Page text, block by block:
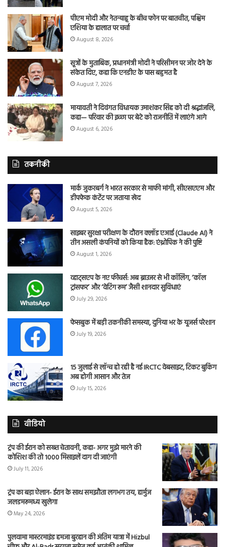
पीएम मोदी और नेतन्याहू के बीच फोन पर बातचीत, पश्चिम
एशिया के हालात पर चर्चा
August 8, 2026
सूत्रों के मुताबिक, प्रधानमंत्री मोदी ने परिसीमन पर जोर देने के
संकेत दिए, कहा कि एनडीए के पास बहुमत है
August 7, 2026
मायावती ने दिवंगत विधायक उमाशंकर सिंह को दी श्रद्धांजलि,
कहा— परिवार की इच्छा पर बेटे को राजनीति में लाएंगे आगे
August 6, 2026
तकनीकी
मार्क जुकरबर्ग ने भारत सरकार से माफी मांगी, सीएसएएम और
डीपफेक कंटेंट पर जताया खेद
August 5, 2026
साइबर सुरक्षा परीक्षण के दौरान क्लॉड एआई (Claude AI) ने
तीन असली कंपनियों को किया हैक: एंथ्रोपिक ने की पुष्टि
August 1, 2026
व्हाट्सएप के नए फीचर्स: अब ब्राउजर से भी कॉलिंग, ‘कॉल
ट्रांसफर’ और ‘वेटिंग रूम’ जैसी शानदार सुविधाएं
July 29, 2026
फेसबुक में बड़ी तकनीकी समस्या, दुनिया भर के यूजर्स परेशान
July 19, 2026
15 जुलाई से लॉन्च हो रही है नई IRCTC वेबसाइट, टिकट बुकिंग
अब होगी आसान और तेज
July 15, 2026
वीडियो
ट्रंप की ईरान को सख्त चेतावनी, कहा- अगर मुझे मारने की
कोशिश की तो 1000 मिसाइलें दाग दी जाएंगी
July 11, 2026
ट्रंप का बड़ा ऐलान- ईरान के साथ समझौता लगभग तय, हार्मुज
जलडमरूमध्य खुलेगा
May 24, 2026
पुलवामा मास्टरमाइंड हमजा बुरहान की अंतिम यात्रा में Hizbul